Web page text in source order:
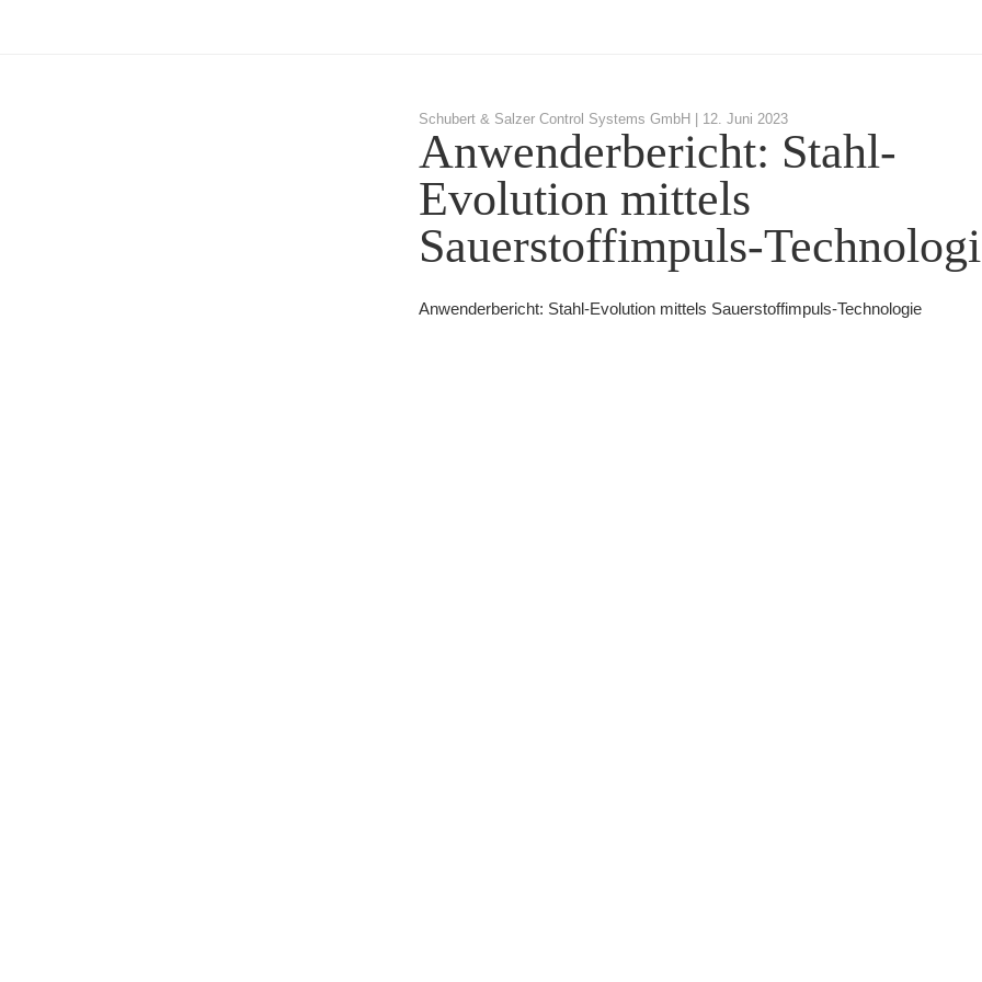
Schubert & Salzer Control Systems GmbH | 12. Juni 2023
Anwenderbericht: Stahl-
Evolution mittels
Sauerstoffimpuls-
Anwenderbericht: Stahl-Evolution mittels Sauerstoffimpuls-Technologie